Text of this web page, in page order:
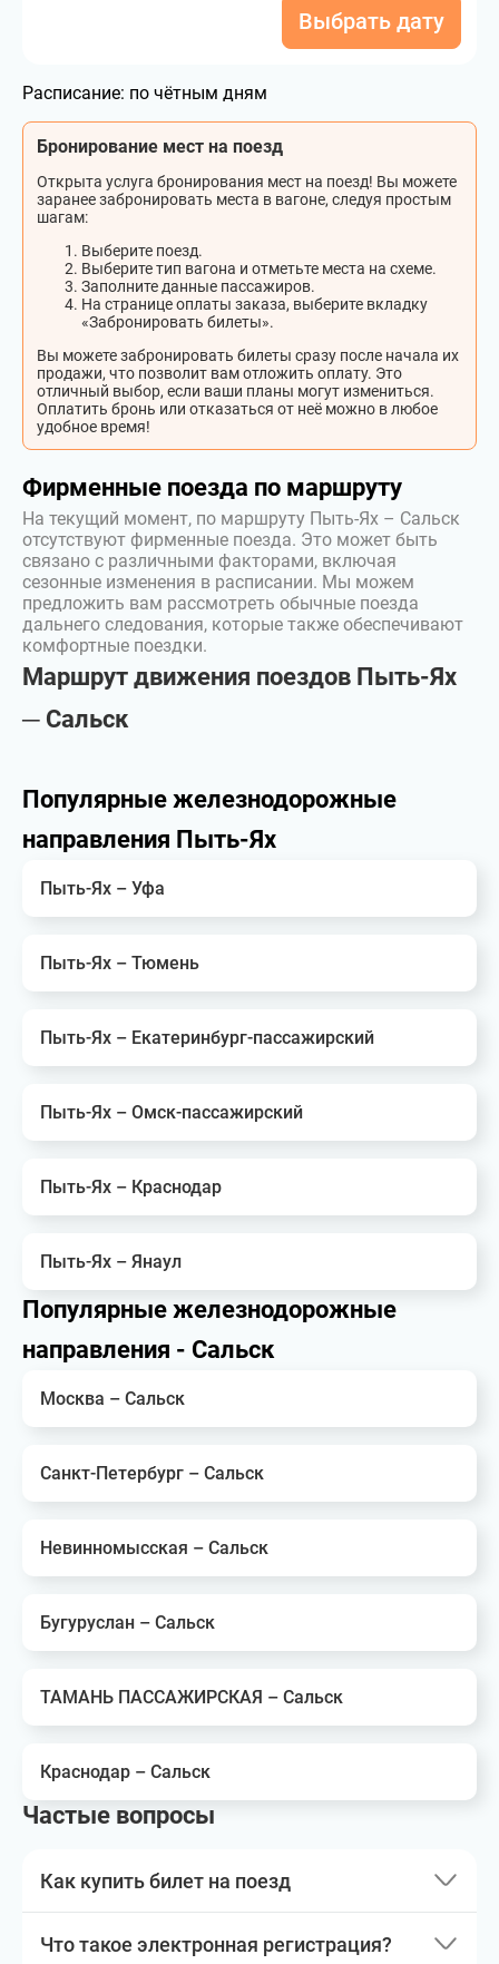
Выбрать дату
Расписание: по чётным дням
Бронирование мест на поезд
Открыта услуга бронирования мест на поезд! Вы можете
заранее забронировать места в вагоне, следуя простым
шагам:
Выберите поезд.
Выберите тип вагона и отметьте места на схеме.
Заполните данные пассажиров.
На странице оплаты заказа, выберите вкладку
«Забронировать билеты».
Вы можете забронировать билеты сразу после начала их
продажи, что позволит вам отложить оплату. Это
отличный выбор, если ваши планы могут измениться.
Оплатить бронь или отказаться от неё можно в любое
удобное время!
Фирменные поезда по маршруту
На текущий момент, по маршруту Пыть-Ях – Сальск
отсутствуют фирменные поезда. Это может быть
связано с различными факторами, включая
сезонные изменения в расписании. Мы можем
предложить вам рассмотреть обычные поезда
дальнего следования, которые также обеспечивают
комфортные поездки.
Маршрут движения поездов Пыть-Ях
─ Сальск
Популярные железнодорожные
направления Пыть-Ях
Пыть-Ях – Уфа
Пыть-Ях – Тюмень
Пыть-Ях – Екатеринбург-пассажирский
Пыть-Ях – Омск-пассажирский
Пыть-Ях – Краснодар
Пыть-Ях – Янаул
Популярные железнодорожные
направления - Сальск
Москва – Сальск
Санкт-Петербург – Сальск
Невинномысская – Сальск
Бугуруслан – Сальск
ТАМАНЬ ПАССАЖИРСКАЯ – Сальск
Краснодар – Сальск
Частые вопросы
Как купить билет на поезд
Что такое электронная регистрация?